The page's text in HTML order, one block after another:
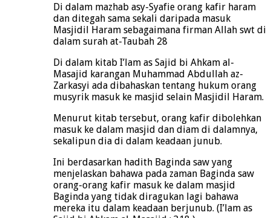
Di dalam mazhab asy-Syafie orang kafir haram
dan ditegah sama sekali daripada masuk
Masjidil Haram sebagaimana firman Allah swt di
dalam surah at-Taubah 28
Di dalam kitab I’lam as Sajid bi Ahkam al-
Masajid karangan Muhammad Abdullah az-
Zarkasyi ada dibahaskan tentang hukum orang
musyrik masuk ke masjid selain Masjidil Haram.
Menurut kitab tersebut, orang kafir dibolehkan
masuk ke dalam masjid dan diam di dalamnya,
sekalipun dia di dalam keadaan junub.
Ini berdasarkan hadith Baginda saw yang
menjelaskan bahawa pada zaman Baginda saw
orang-orang kafir masuk ke dalam masjid
Baginda yang tidak diragukan lagi bahawa
mereka itu dalam keadaan berjunub. (I’lam as